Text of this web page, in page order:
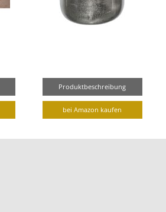
Produktbeschreibung
bei Amazon kaufen